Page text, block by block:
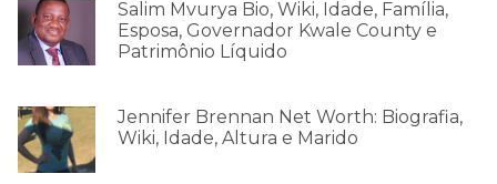
Salim Mvurya Bio, Wiki, Idade, Família,
Esposa, Governador Kwale County e
Patrimônio Líquido
Jennifer Brennan Net Worth: Biografia,
Wiki, Idade, Altura e Marido